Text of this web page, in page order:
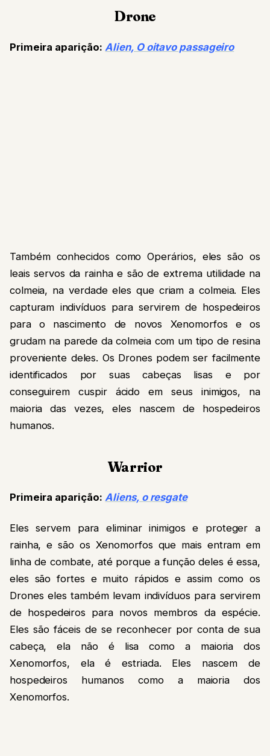
Drone
Primeira aparição: Alien, O oitavo passageiro
Também conhecidos como Operários, eles são os
leais servos da rainha e são de extrema utilidade na
colmeia, na verdade eles que criam a colmeia. Eles
capturam indivíduos para servirem de hospedeiros
para o nascimento de novos Xenomorfos e os
grudam na parede da colmeia com um tipo de resina
proveniente deles. Os Drones podem ser facilmente
identificados por suas cabeças lisas e por
conseguirem cuspir ácido em seus inimigos, na
maioria das vezes, eles nascem de hospedeiros
humanos.
Warrior
Primeira aparição: Aliens, o resgate
Eles servem para eliminar inimigos e proteger a
rainha, e são os Xenomorfos que mais entram em
linha de combate, até porque a função deles é essa,
eles são fortes e muito rápidos e assim como os
Drones eles também levam indivíduos para servirem
de hospedeiros para novos membros da espécie.
Eles são fáceis de se reconhecer por conta de sua
cabeça, ela não é lisa como a maioria dos
Xenomorfos, ela é estriada. Eles nascem de
hospedeiros humanos como a maioria dos
Xenomorfos.